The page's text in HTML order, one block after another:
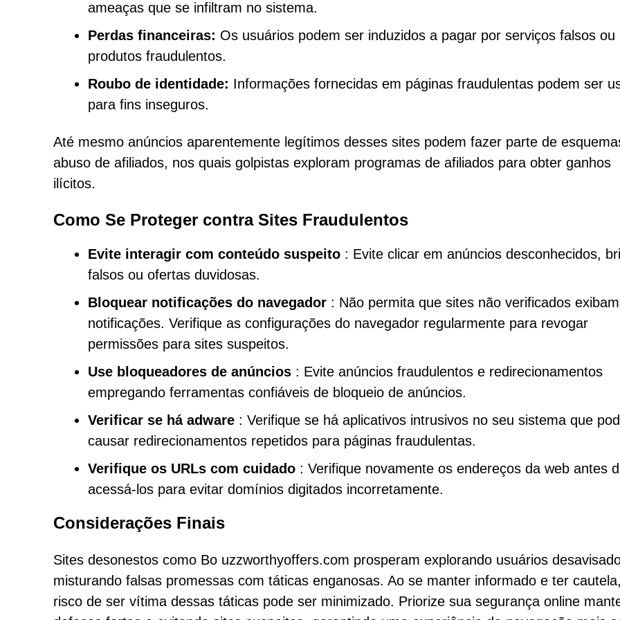
ameaças que se infiltram no sistema.
Perdas financeiras: Os usuários podem ser induzidos a pagar por serviços falsos ou
produtos fraudulentos.
Roubo de identidade: Informações fornecidas em páginas fraudulentas podem ser
para fins inseguros.
Até mesmo anúncios aparentemente legítimos desses sites podem fazer parte de
abuso de afiliados, nos quais golpistas exploram programas de afiliados para obter ganhos
ilícitos.
Como Se Proteger contra Sites Fraudulentos
Evite interagir com conteúdo suspeito : Evite clicar em anúncios desconhecidos,
falsos ou ofertas duvidosas.
Bloquear notificações do navegador : Não permita que sites não verificados exibam
notificações. Verifique as configurações do navegador regularmente para revogar
permissões para sites suspeitos.
Use bloqueadores de anúncios : Evite anúncios fraudulentos e redirecionamentos
empregando ferramentas confiáveis de bloqueio de anúncios.
Verificar se há adware : Verifique se há aplicativos intrusivos no seu sistema que
causar redirecionamentos repetidos para páginas fraudulentas.
Verifique os URLs com cuidado : Verifique novamente os endereços da web antes
acessá-los para evitar domínios digitados incorretamente.
Considerações Finais
Sites desonestos como Bo uzzworthyoffers.com prosperam explorando usuários
misturando falsas promessas com táticas enganosas. Ao se manter informado e ter
risco de ser vítima dessas táticas pode ser minimizado. Priorize sua segurança online